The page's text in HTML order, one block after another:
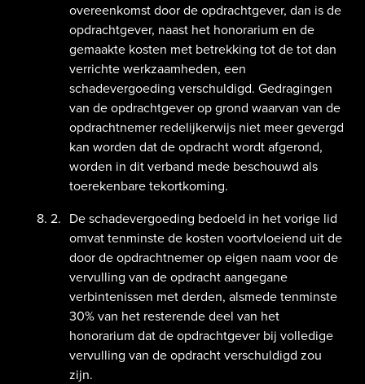
overeenkomst door de opdrachtgever, dan is de
opdrachtgever, naast het honorarium en de
gemaakte kosten met betrekking tot de tot dan
verrichte werkzaamheden, een
schadevergoeding verschuldigd. Gedragingen
van de opdrachtgever op grond waarvan van de
opdrachtnemer redelijkerwijs niet meer gevergd
kan worden dat de opdracht wordt afgerond,
worden in dit verband mede beschouwd als
toerekenbare tekortkoming.
De schadevergoeding bedoeld in het vorige lid
omvat tenminste de kosten voortvloeiend uit de
door de opdrachtnemer op eigen naam voor de
vervulling van de opdracht aangegane
verbintenissen met derden, alsmede tenminste
30% van het resterende deel van het
honorarium dat de opdrachtgever bij volledige
vervulling van de opdracht verschuldigd zou
zijn.